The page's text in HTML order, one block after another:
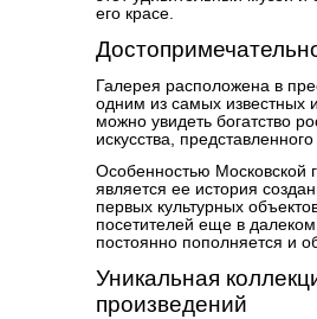
его красе.
Галерея расположена в
одним из самых известных
можно увидеть богатство
искусства,
Особенностью Московской
является ее история
первых культурных
посетителей еще в
постоянно пополняется и
Уникальная
произведений